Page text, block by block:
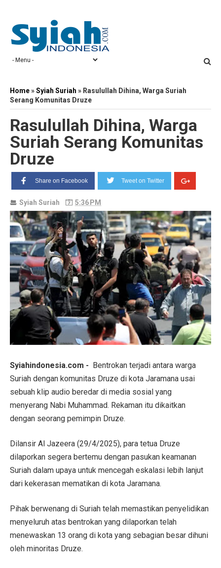
Home»Syiah Suriah » Rasulullah Dihina, Warga Suriah
Serang Komunitas Druze
Rasulullah Dihina, Warga
Suriah Serang Komunitas
Druze
Share on Facebook Tweet on Twitter
Syiah Suriah 5:36 PM
Syiahindonesia.com - Bentrokan terjadi antara warga
Suriah dengan komunitas Druze di kota Jaramana usai
sebuah klip audio beredar di media sosial yang
menyerang Nabi Muhammad. Rekaman itu dikaitkan
dengan seorang pemimpin Druze.
Dilansir Al Jazeera (29/4/2025), para tetua Druze
dilaporkan segera bertemu dengan pasukan keamanan
Suriah dalam upaya untuk mencegah eskalasi lebih lanjut
dari kekerasan mematikan di kota Jaramana.
Pihak berwenang di Suriah telah memastikan penyelidikan
menyeluruh atas bentrokan yang dilaporkan telah
menewaskan 13 orang di kota yang sebagian besar dihuni
oleh minoritas Druze.